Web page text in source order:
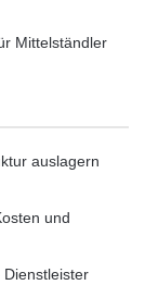
Mittelständler
auslagern
und
Dienstleister